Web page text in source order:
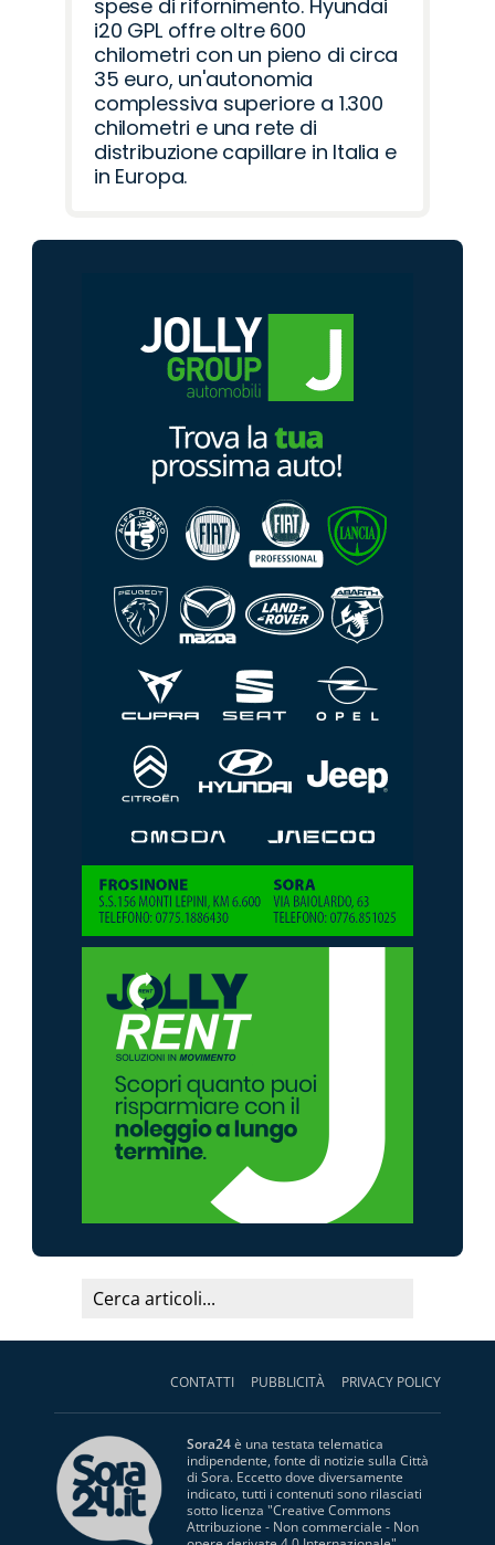
spese di rifornimento. Hyundai
i20 GPL offre oltre 600
chilometri con un pieno di circa
35 euro, un'autonomia
complessiva superiore a 1.300
chilometri e una rete di
distribuzione capillare in Italia e
in Europa.
CONTATTI PUBBLICITÀ PRIVACY POLICY
Sora24è una testata telematica
indipendente, fonte di notizie sulla Città
di Sora. Eccetto dove diversamente
indicato, tutti i contenuti sono rilasciati
sotto licenza "Creative Commons
Attribuzione - Non commerciale - Non